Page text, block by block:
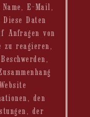
Name, E-Mail,
Daten
Anfragen von
zu reagieren,
den
der